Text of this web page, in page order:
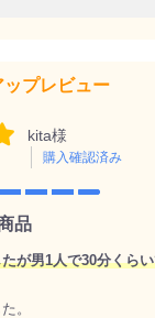
ップレビュー
kita様
購入確認済み
品
が男1人で30分くら
。